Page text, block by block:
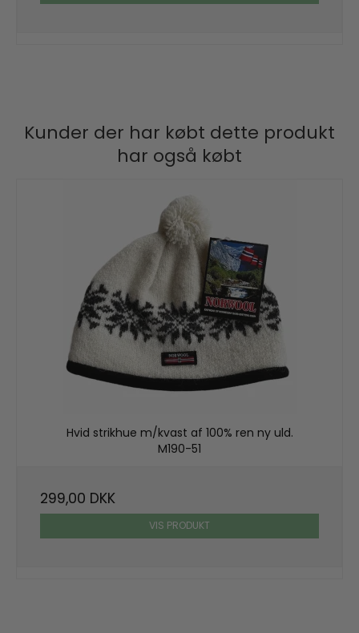
Kunder der har købt dette produkt
har også købt
Hvid strikhue m/kvast af 100% ren ny uld.
M190-51
299,00 DKK
VIS PRODUKT